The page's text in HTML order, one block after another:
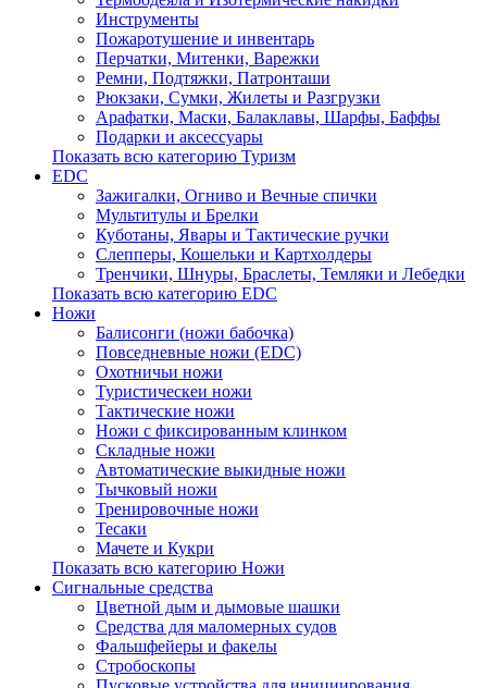
Инструменты
Пожаротушение и инвентарь
Перчатки, Митенки, Варежки
Ремни, Подтяжки, Патронташи
Рюкзаки, Сумки, Жилеты и Разгрузки
Арафатки, Маски, Балаклавы, Шарфы, Баффы
Подарки и аксессуары
Показать всю категорию Туризм
EDC
Зажигалки, Огниво и Вечные спички
Мультитулы и Брелки
Куботаны, Явары и Тактические ручки
Слепперы, Кошельки и Картхолдеры
Тренчики, Шнуры, Браслеты, Темляки и Лебедки
Показать всю категорию EDC
Ножи
Балисонги (ножи бабочка)
Повседневные ножи (EDC)
Охотничьи ножи
Туристическеи ножи
Тактические ножи
Ножи с фиксированным клинком
Складные ножи
Автоматические выкидные ножи
Тычковый ножи
Тренировочные ножи
Тесаки
Мачете и Кукри
Показать всю категорию Ножи
Сигнальные средства
Цветной дым и дымовые шашки
Средства для маломерных судов
Фальшфейеры и факелы
Стробоскопы